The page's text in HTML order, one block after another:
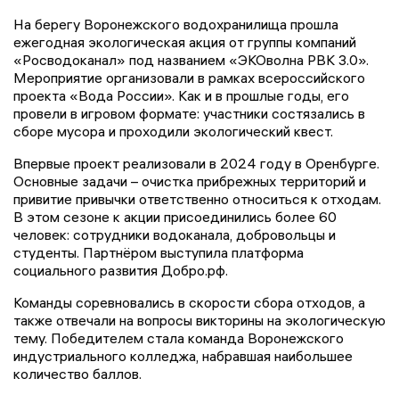
На берегу Воронежского водохранилища прошла
ежегодная экологическая акция от группы компаний
«Росводоканал» под названием «ЭКОволна РВК 3.0».
Мероприятие организовали в рамках всероссийского
проекта «Вода России». Как и в прошлые годы, его
провели в игровом формате: участники состязались в
сборе мусора и проходили экологический квест.
Впервые проект реализовали в 2024 году в Оренбурге.
Основные задачи – очистка прибрежных территорий и
привитие привычки ответственно относиться к отходам.
В этом сезоне к акции присоединились более 60
человек: сотрудники водоканала, добровольцы и
студенты. Партнёром выступила платформа
социального развития Добро.рф.
Команды соревновались в скорости сбора отходов, а
также отвечали на вопросы викторины на экологическую
тему. Победителем стала команда Воронежского
индустриального колледжа, набравшая наибольшее
количество баллов.